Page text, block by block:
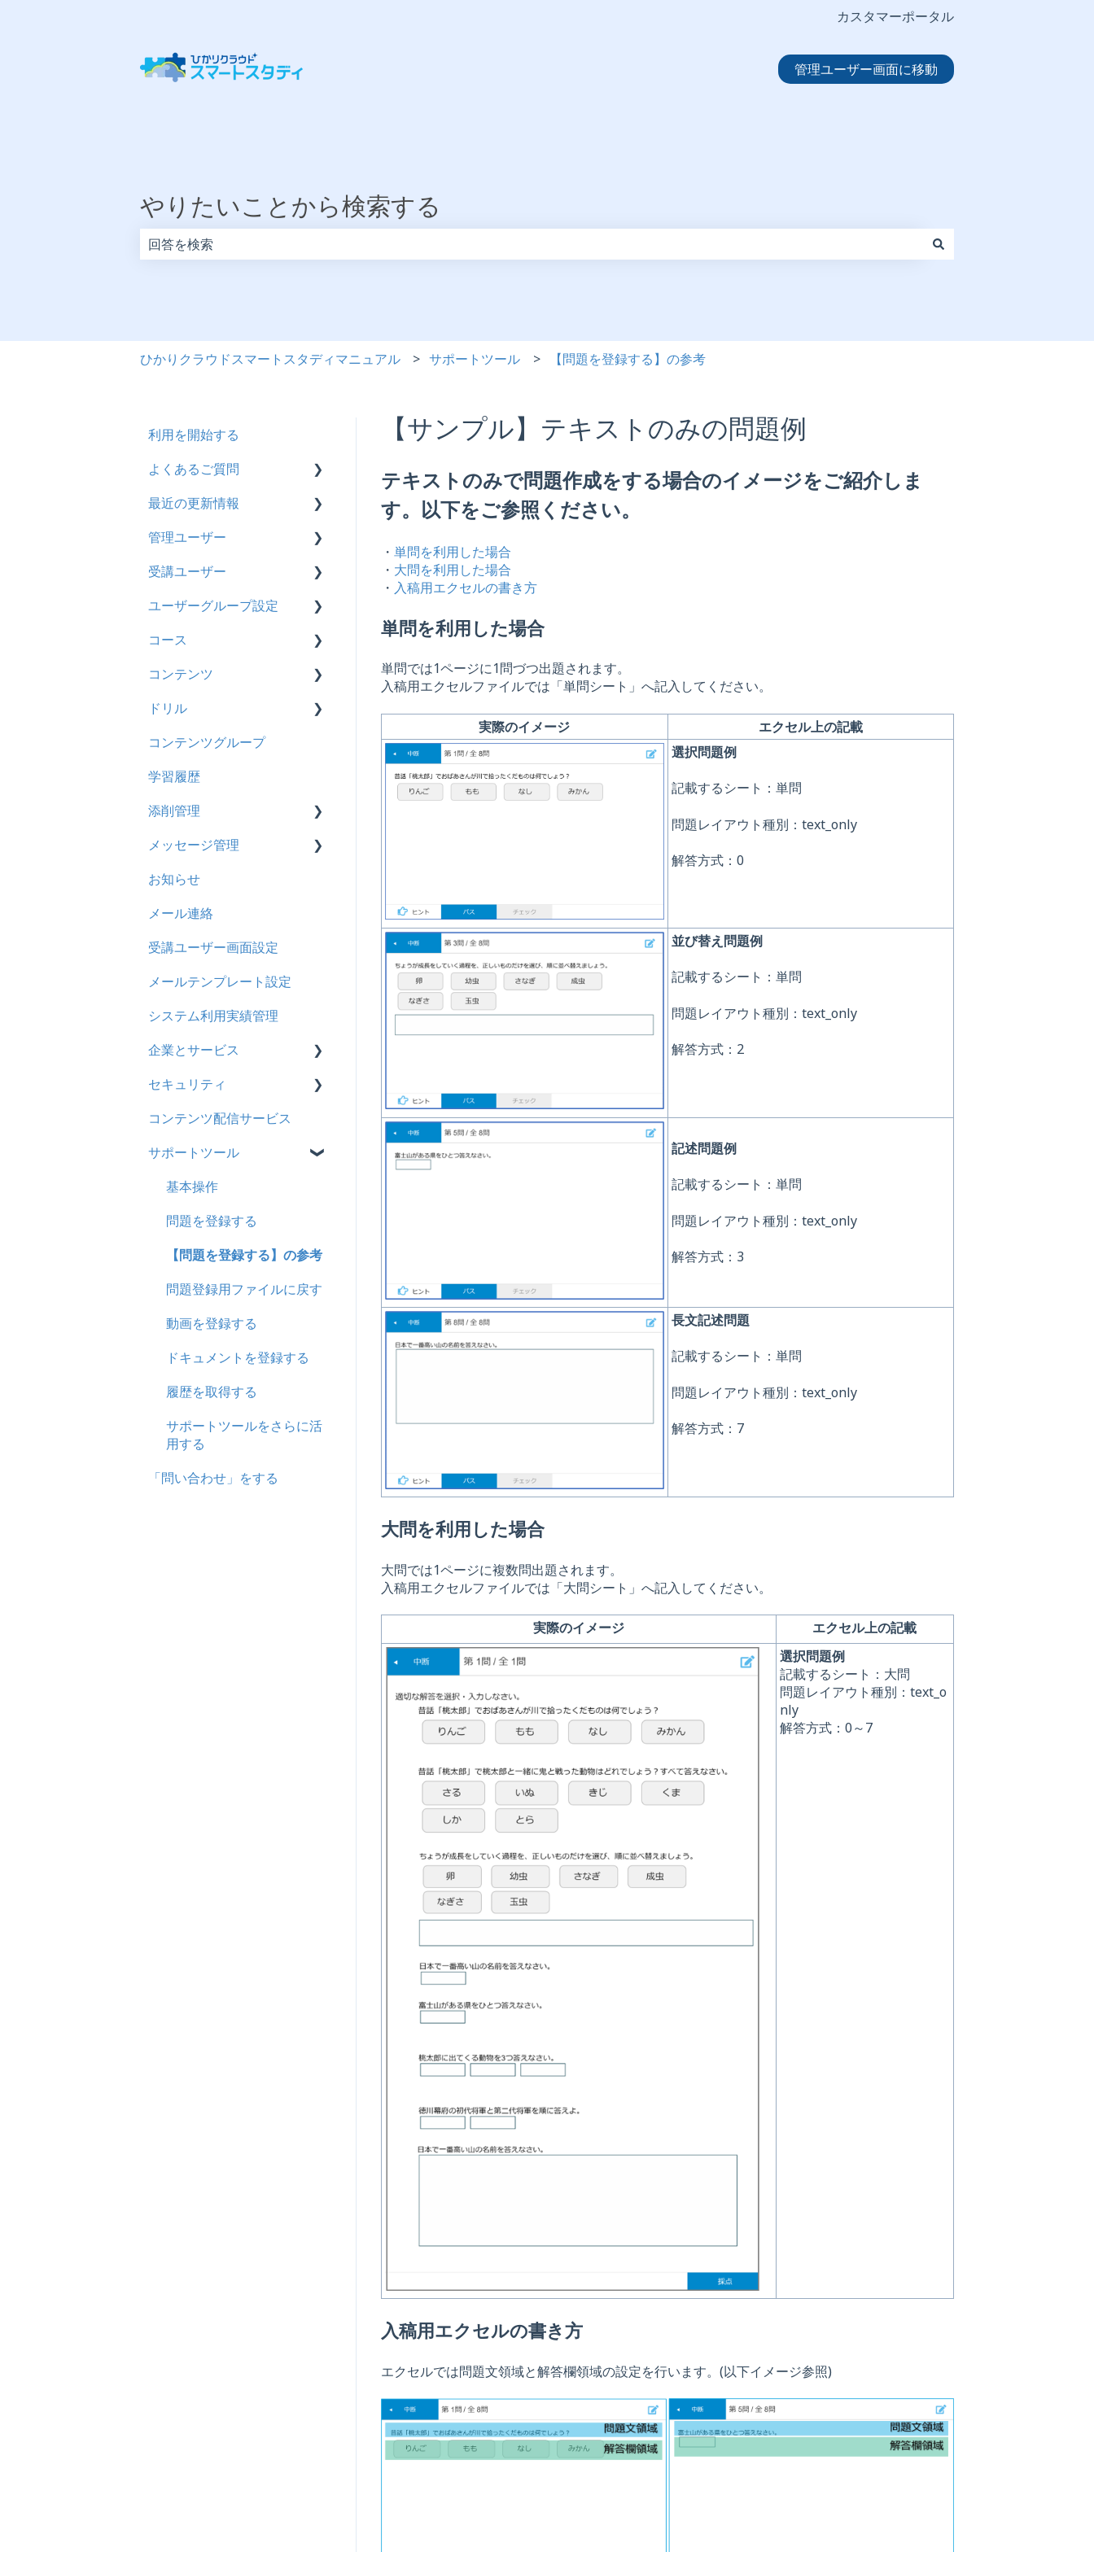
カスタマーポータル
管理ユーザー画面に移動
やりたいことから検索する
ひかりクラウドスマートスタディマニュアル サポートツール 【問題を登録する】の参考
【サンプル】テキストのみの問題例
テキストのみで問題作成をする場合のイメージをご紹介しま
す。以下をご参照ください。
・ 単問を利用した場合
・ 大問を利用した場合
・ 入稿用エクセルの書き方
単問を利用した場合
単問では1ページに1問づつ出題されます。
入稿用エクセルファイルでは「単問シート」へ記入してください。
実際のイメージ
エクセル上の記載
選択問題例
記載するシート：単問
問題レイアウト種別：text_only
解答方式：0
並び替え問題例
記載するシート：単問
問題レイアウト種別：text_only
解答方式：2
記述問題例
記載するシート：単問
問題レイアウト種別：text_only
解答方式：3
長文記述問題
記載するシート：単問
問題レイアウト種別：text_only
解答方式：7
大問を利用した場合
大問では1ページに複数問出題されます。
入稿用エクセルファイルでは「大問シート」へ記入してください。
実際のイメージ
エクセル上の記載
選択問題例
記載するシート：大問
問題レイアウト種別：text_o
nly
解答方式：0～7
入稿用エクセルの書き方
エクセルでは問題文領域と解答欄領域の設定を行います。(以下イメージ参照)
利用を開始する
よくあるご質問
契約
トライアル
カスタマイズ
インターネット・セキュリ
ザー
履歴
コンテンツ
CSV
ドキュメント
ビデオ
ドリル
メール
メッセージ
お知らせ
多言語変換
助成金
最近の更新情報
2026年8月アップデート
2026年2月アップデート
2025年10月アップデート
2025年9月アップデート
2025年3月アップデート
2024年12月アップデート
2024年8月アップデート
2024年5月アップデート
2023年12月アップデート
2023年11月アップデート
2023年8月アップデート
2023年4月アップデート
管理ユーザー
管理ユーザーの統合につい
受講ユーザー
基本操作
【新レイアウト】受講ユー
編集について
ユーザーグループ設定
【新レイアウト】ユーザー
グループ設定
コース
基本操作
新レイアウト
旧レイアウト
コース詳細設定の参考
ストレスチェック
CSVについて
コンテンツ
ビデオ
ドキュメント
多言語表示
リンク
ドリル
概要
問題について
ドリルについて
【問題・ドリル】の参考
ドリルスキンについて
問題属性
コンテンツグループ
学習履歴
添削管理
概要
基本操作
採点権限のみを持ったユー
ユーザ
メッセージ管理
基本操作
リンクメッセージスレッド
お知らせ
メール連絡
受講ユーザー画面設定
メールテンプレート設定
システム利用実績管理
企業とサービス
用語の定義
企業について
統合ユーザーについて
サービスについて
セキュリティ
シングルサインオン設定
証明書認証
MFA(多要素認証)
コンテンツ配信サービス
サポートツール
基本操作
問題を登録する
【問題を登録する】の参考
問題登録用ファイルに戻す
動画を登録する
ドキュメントを登録する
履歴を取得する
サポートツールをさらに活
用する
「問い合わせ」をする